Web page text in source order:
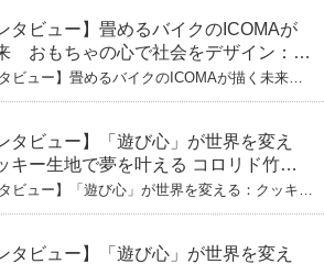
ス」というデザインメソッド
タビュー】畳めるバイクのICOMAが
おもちゃの心で社会をデザイン：株
の代表取締役・生駒崇光
変形」に魅せられたデザイナーの軌
タビュー】畳めるバイクのICOMAが描く未来
タビュー】「遊び心」が世界を変え
キー生地で夢を叶える コロリド竹内
下） 起業は「影響力」のため。愛と
育て哲学
ビュー】「遊び心」が世界を変える：クッキー
タビュー】「遊び心」が世界を変え